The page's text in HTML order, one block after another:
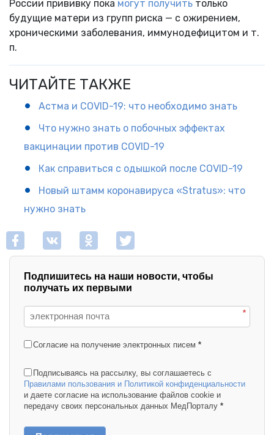
России прививку пока могут получить только
будущие матери из групп риска — с ожирением,
хроническими заболевания, иммунодефицитом и т.
п.
ЧИТАЙТЕ ТАКЖЕ
Астма и COVID-19: что необходимо знать
Что нужно знать о побочных эффектах
вакцинации против COVID-19
Как справиться с одышкой после COVID-19
Новый штамм коронавируса «Stratus»: что
нужно знать
Подпишитесь на наши новости, чтобы
получать их первыми
*
Согласие на получение электронных писем *
Подписываясь на рассылку, вы соглашаетесь с
Правилами пользования и Политикой конфиденциальности
и даете согласие на использование файлов cookie и
передачу своих персональных данных МедПорталу *